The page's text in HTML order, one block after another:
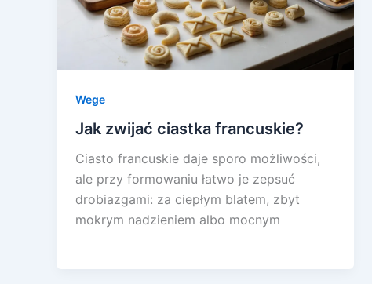
Wege
Jak zwijać ciastka francuskie?
Ciasto francuskie daje sporo możliwości,
ale przy formowaniu łatwo je zepsuć
drobiazgami: za ciepłym blatem, zbyt
mokrym nadzieniem albo mocnym